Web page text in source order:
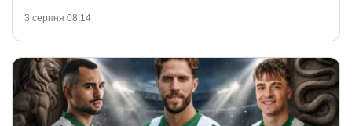
3 серпня 08:14